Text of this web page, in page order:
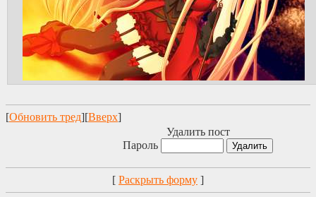
[Обновить тред][Вверх]
Удалить пост
Пароль
[ Раскрыть форму ]